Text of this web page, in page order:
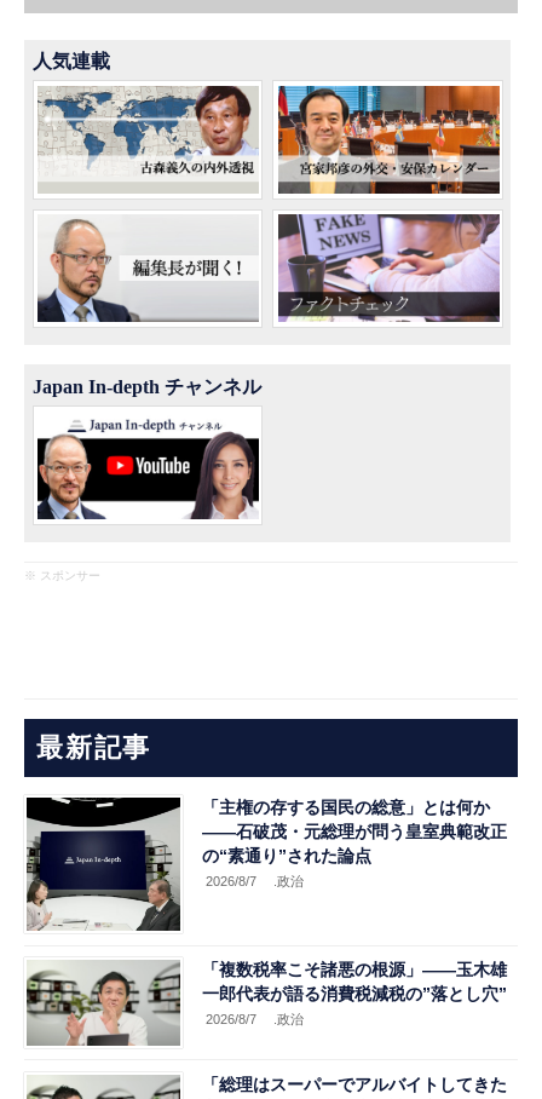
人気連載
Japan In-depth チャンネル
※ スポンサー
最新記事
「主権の存する国民の総意」とは何か
――石破茂・元総理が問う皇室典範改正
の“素通り”された論点
2026/8/7 .政治
「複数税率こそ諸悪の根源」――玉木雄
一郎代表が語る消費税減税の”落とし穴”
2026/8/7 .政治
「総理はスーパーでアルバイトしてきた